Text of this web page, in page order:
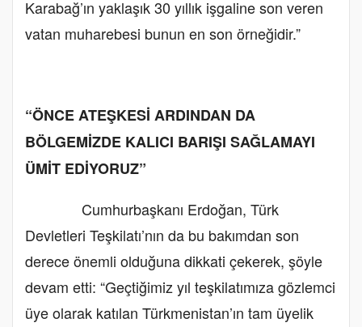
Karabağ’ın yaklaşık 30 yıllık işgaline son veren
vatan muharebesi bunun en son örneğidir.”
“ÖNCE ATEŞKESİ ARDINDAN DA
BÖLGEMİZDE KALICI BARIŞI SAĞLAMAYI
ÜMİT EDİYORUZ”
Cumhurbaşkanı Erdoğan, Türk
Devletleri Teşkilatı’nın da bu bakımdan son
derece önemli olduğuna dikkati çekerek, şöyle
devam etti: “Geçtiğimiz yıl teşkilatımıza gözlemci
üye olarak katılan Türkmenistan’ın tam üyelik